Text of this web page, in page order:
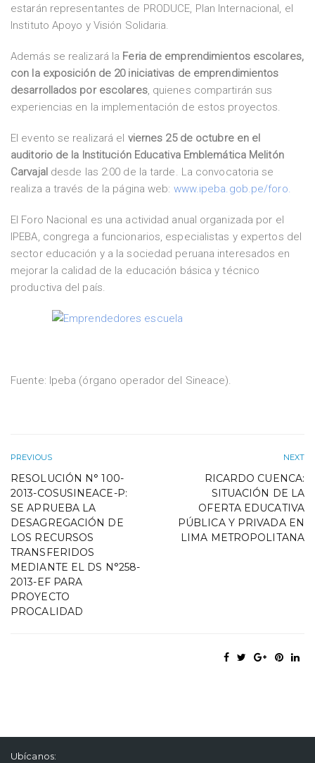
estarán representantes de PRODUCE, Plan Internacional, el
Instituto Apoyo y Visión Solidaria.
Además se realizará la Feria de emprendimientos escolares,
con la exposición de 20 iniciativas de emprendimientos
desarrollados por escolares, quienes compartirán sus
experiencias en la implementación de estos proyectos.
El evento se realizará el viernes 25 de octubre en el
auditorio de la Institución Educativa Emblemática Melitón
Carvajaldesde las 2:00 de la tarde. La convocatoria se
realiza a través de la página web: www.ipeba.gob.pe/foro.
El Foro Nacional es una actividad anual organizada por el
IPEBA, congrega a funcionarios, especialistas y expertos del
sector educación y a la sociedad peruana interesados en
mejorar la calidad de la educación básica y técnico
productiva del país.
Fuente: Ipeba (órgano operador del Sineace).
PREVIOUS
RESOLUCIÓN N° 100-
2013-COSUSINEACE-P:
SE APRUEBA LA
DESAGREGACIÓN DE
LOS RECURSOS
TRANSFERIDOS
MEDIANTE EL DS N°258-
2013-EF PARA
PROYECTO
PROCALIDAD
NEXT
RICARDO CUENCA:
SITUACIÓN DE LA
OFERTA EDUCATIVA
PÚBLICA Y PRIVADA EN
LIMA METROPOLITANA
Ubícanos: